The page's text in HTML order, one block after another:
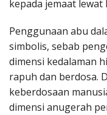
kepada jemaat
Penggunaan abu
simbolis, sebab
dimensi kedalaman
rapuh dan berdosa.
keberdosaan
dimensi anugerah